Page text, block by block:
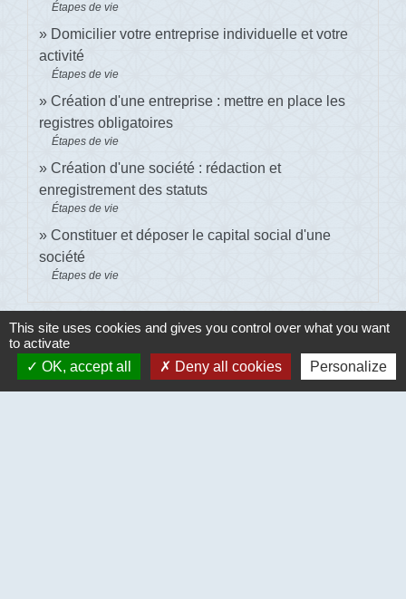
Étapes de vie
Domicilier votre entreprise individuelle et votre
activité
Étapes de vie
Création d'une entreprise : mettre en place les
registres obligatoires
Étapes de vie
Création d'une société : rédaction et
enregistrement des statuts
Étapes de vie
Constituer et déposer le capital social d'une
société
Étapes de vie
Signaler une erreur sur cette page
This site uses cookies and gives you control over what you want
to activate
OK, accept all
Deny all cookies Personalize